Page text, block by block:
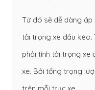
Từ đó sẽ dễ dàng
tải trọng xe đầu kéo.
phải tính tải trọng
xe. Bởi tổng trọng